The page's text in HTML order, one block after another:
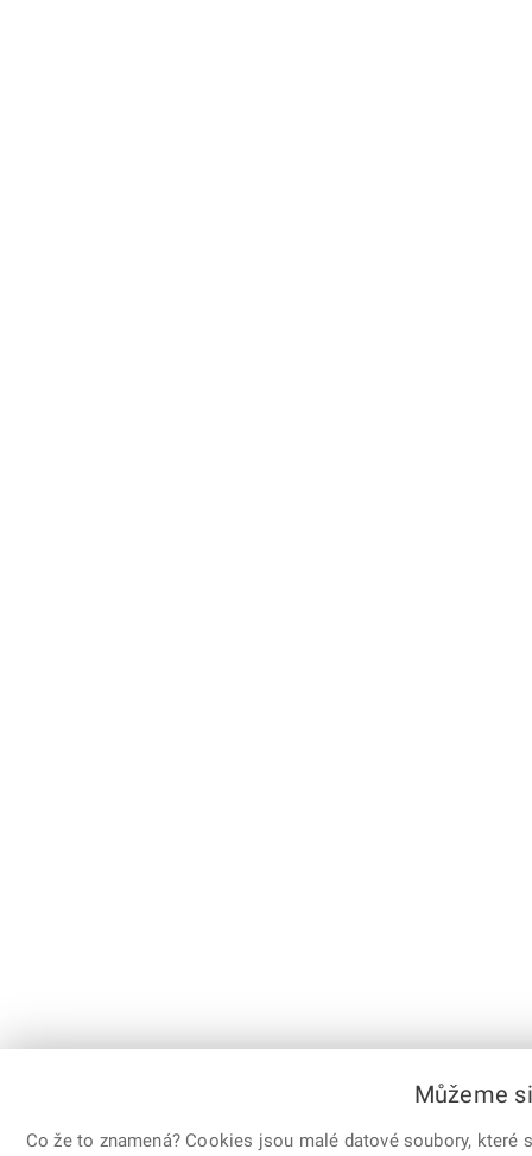
Můžeme
Co že to znamená? Cookies jsou malé datové soubory,